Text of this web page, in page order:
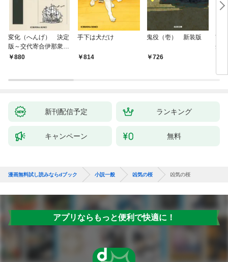
変化（へんげ） 決定
版～交代寄合伊那衆異
聞（1）～
880
手下は犬だけ
814
鬼役（壱） 新装版
726
南
舟
新刊配信予定 ランキング
キャンペーン 無料
漫画無料試し読みならdブック 小説一般 凶気の桜 凶気の桜
アプリならもっと便利で快適に！